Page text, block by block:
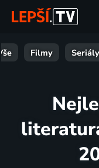
Filmy Seriály